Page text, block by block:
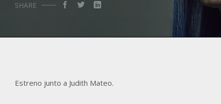
SHARE
Estreno junto a Judith Mateo.